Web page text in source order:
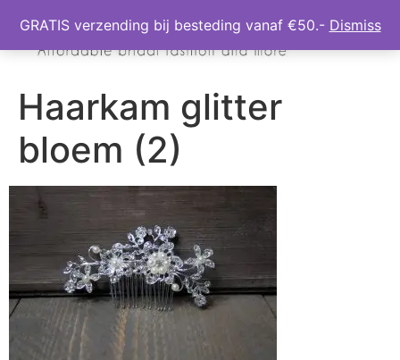
Haarkam glitter
bloem (2)
GRATIS verzending bij besteding vanaf €50.- Dismiss